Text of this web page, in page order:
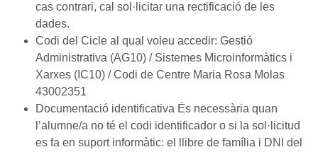
cas contrari, cal sol·licitar una rectificació de les
dades.
Codi del Cicle al qual voleu accedir: Gestió
Administrativa (AG10) / Sistemes Microinformàtics i
Xarxes (IC10) / Codi de Centre Maria Rosa Molas
43002351
Documentació identificativa És necessària quan
l’alumne/a no té el codi identificador o si la sol·licitud
es fa en suport informàtic: el llibre de família i DNI del